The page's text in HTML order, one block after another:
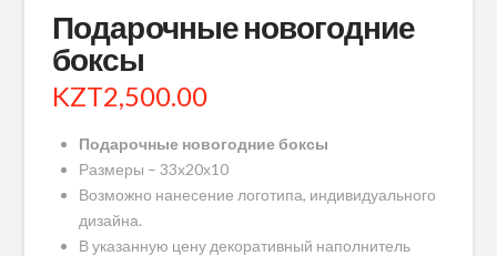
Подарочные новогодние
боксы
KZT2,500.00
Подарочные новогодние боксы
Размеры – 33х20х10
Возможно нанесение логотипа, индивидуального
дизайна.
В указанную цену декоративный наполнитель